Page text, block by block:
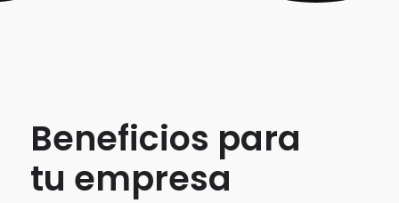
Beneficios para
tu empresa